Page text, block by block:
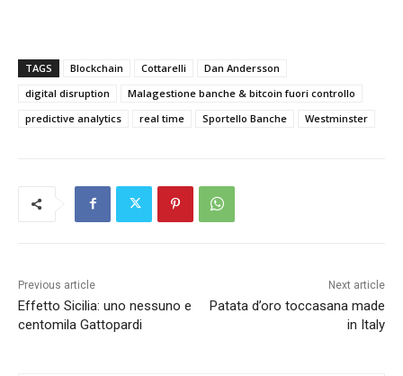
TAGS Blockchain Cottarelli
Dan Andersson
digital disruption
Malagestione banche & bitcoin fuori controllo
predictive analytics
real time Sportello Banche Westminster
Previous article
Effetto Sicilia: uno nessuno e
centomila Gattopardi
Next article
Patata d’oro toccasana made
in Italy